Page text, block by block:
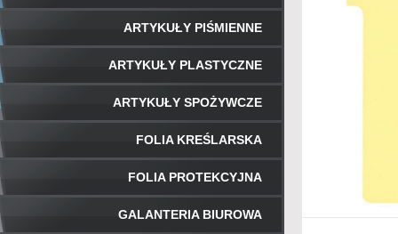
ARTYKUŁY PIŚMIENNE
ARTYKUŁY PLASTYCZNE
ARTYKUŁY SPOŻYWCZE
FOLIA KREŚLARSKA
FOLIA PROTEKCYJNA
GALANTERIA BIUROWA